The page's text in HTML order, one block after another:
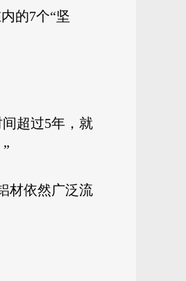
的7个“坚
超过5年，就
材依然广泛流